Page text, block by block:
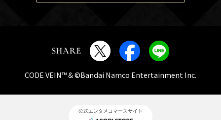
CODE VEIN™ & ©Bandai Namco Entertainment Inc.
公式エンタメコマースサイト